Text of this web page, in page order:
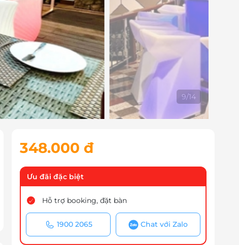
10/14
348.000 đ
Ưu đãi đặc biệt
Hỗ trợ booking, đặt bàn
1900 2065 Chat với Zalo